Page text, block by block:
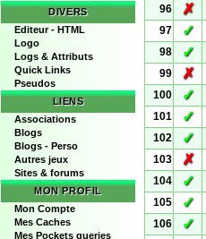
DIVERS
Editeur - HTML
Logo
Logs & Attributs
Quick Links
Pseudos
LIENS
Associations
Blogs
Blogs - Perso
Autres jeux
Sites & forums
MON PROFIL
Mon Compte
Mes Caches
Mes Pockets queries
96
✗
97
✓
98
✓
99
✗
100
✓
101
✓
102
✓
103
✗
104
✓
105
✓
106
✓